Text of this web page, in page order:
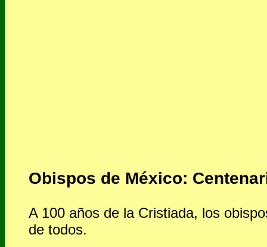
Obispos de México:
A 100 años de la Cristiada, los
de todos.